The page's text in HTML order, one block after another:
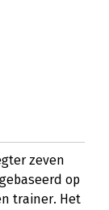
zeven
op
trainer. Het